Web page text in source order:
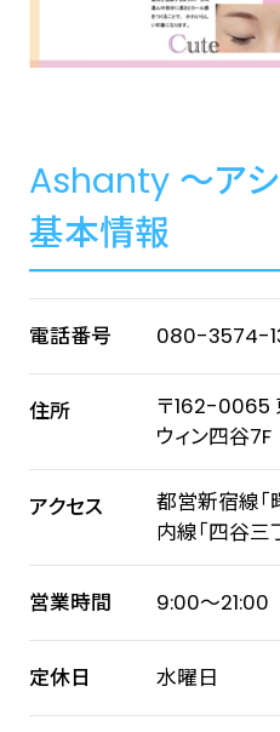
Ashanty 〜アシ
基本情報
電話番号 080-3574-
住所
〒162-0065
ウィン四谷7F
アクセス
都営新宿線「
内線「四谷
営業時間 9:00～21:00
定休日 水曜日